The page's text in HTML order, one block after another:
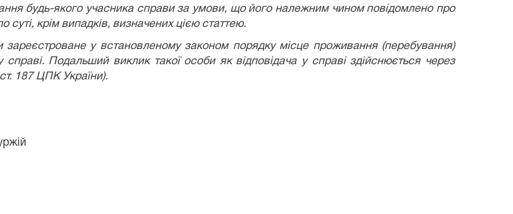
будь-якого учасника справи за умови, що його належним чином повідомлено про
крім випадків, визначених цією статтею.
у встановленому законом порядку місце проживання (перебування)
Подальший виклик такої особи як відповідача у справі здійснюється через
187 ЦПК України).